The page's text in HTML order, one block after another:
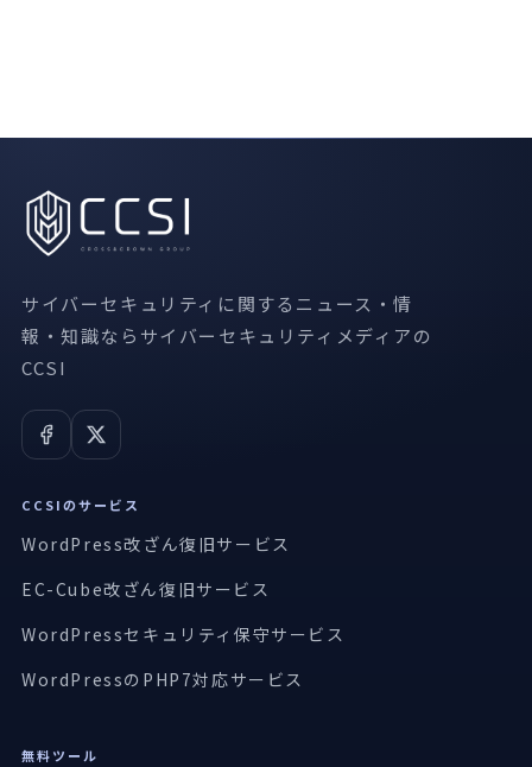
サイバーセキュリティに関するニュース・情
報・知識ならサイバーセキュリティメディアの
CCSI
CCSIのサービス
WordPress改ざん復旧サービス
EC-Cube改ざん復旧サービス
WordPressセキュリティ保守サービス
WordPressのPHP7対応サービス
無料ツール